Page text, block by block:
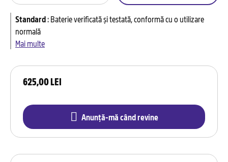
625,00 LEI
Anunță-mă când revine
Standard:Baterie verificată și testată, conformă cu o utilizare
normală
Mai multe